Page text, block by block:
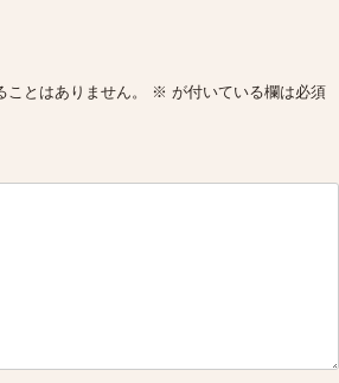
とはありません。 ※ が付いている欄は必須